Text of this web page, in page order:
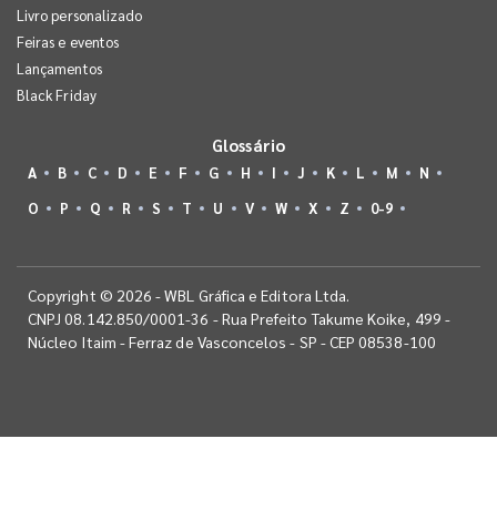
Livro personalizado
Feiras e eventos
Lançamentos
Black Friday
Glossário
A B C D E F G H I J K L M
N
O
P Q R S T U V W X Z 0-9
Copyright © 2026 - WBL Gráfica e Editora Ltda.
CNPJ 08.142.850/0001-36 - Rua Prefeito Takume Koike, 499 -
Núcleo Itaim - Ferraz de Vasconcelos - SP - CEP 08538-100